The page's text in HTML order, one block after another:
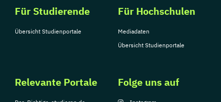
Für Studierende
Übersicht Studienportale
Für Hochschulen
Mediadaten
Übersicht Studienportale
Relevante Portale Folge uns auf